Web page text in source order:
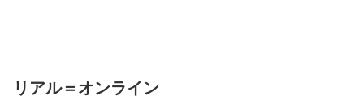
リアル＝オンライン